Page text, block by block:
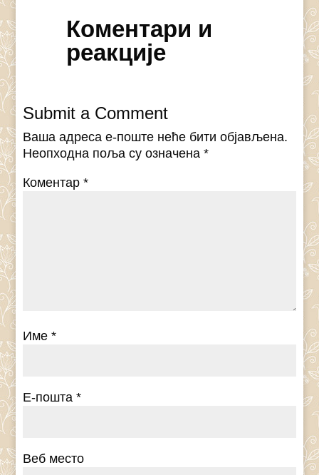
Коментари и
реакције
Submit a Comment
Ваша адреса е-поште неће бити објављена.
Неопходна поља су означена*
Коментар*
Име*
Е-пошта*
Веб место